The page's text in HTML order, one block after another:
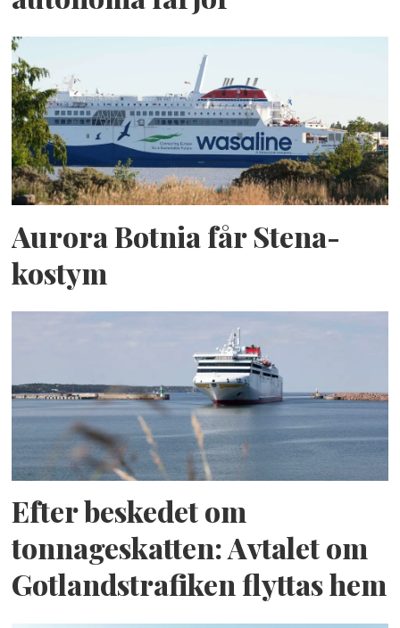
Aurora Botnia får Stena-
kostym
Efter beskedet om
tonnageskatten: Avtalet om
Gotlandstrafiken flyttas hem